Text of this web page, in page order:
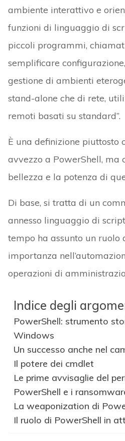
ambiente interattivo e
funzioni di linguaggio di
piccoli programmi,
semplificare
gestione di ambienti
stand-alone che di rete,
remoti basati su standard”.
È una definizione piuttosto
avvezzo a PowerShell, ma
bellezza e la potenza di
Di base, si tratta di un
annesso linguaggio di
tempo ha assunto un ruolo
importanza
operazioni di
Indice degli
PowerShell: strumento
Windows
Un successo anche nel
Il potere dei cmdlet
Le prime avvisaglie del
PowerShell e i
La weaponization di
Il ruolo di PowerShell in